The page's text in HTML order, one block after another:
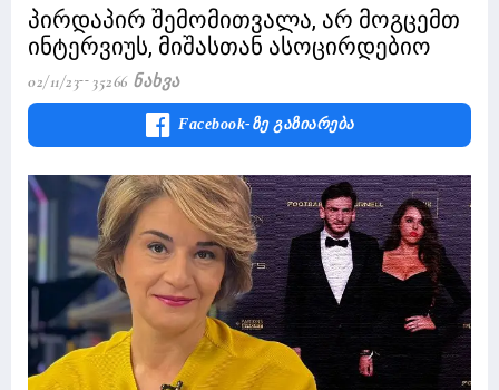
პირდაპირ შემომითვალა, არ მოგცემთ
ინტერვიუს, მიშასთან ასოცირდებიო
02/11/23 35266 Ნახვა
Facebook-Ზე Გაზიარება